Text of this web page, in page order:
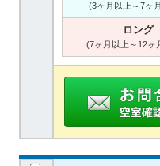
(3ヶ月以上～7ヶ
ロング
(7ヶ月以上～12ヶ